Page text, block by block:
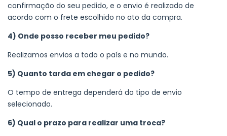
confirmação do seu pedido, e o envio é realizado de
acordo com o frete escolhido no ato da compra.
4) Onde posso receber meu pedido?
Realizamos envios a todo o país e no mundo.
5) Quanto tarda em chegar o pedido?
O tempo de entrega dependerá do tipo de envio
selecionado.
6) Qual o prazo para realizar uma troca?